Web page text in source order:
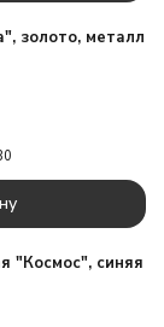
золото, металл
"Космос", синяя